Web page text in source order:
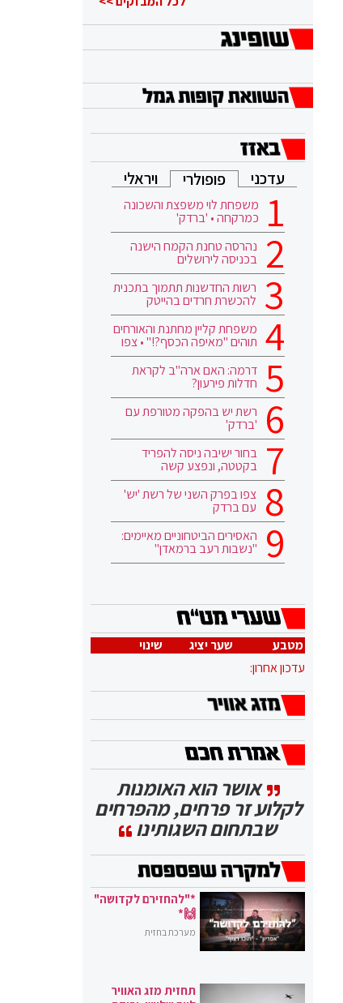
עדכני פופולרי ויראלי
משפחת לוי משפצת והשכונה
כמרקחה • 'ברדק'
נהרסה טחנת הקמח הישנה
בכניסה לירושלים
רשות החדשנות תתמוך בתכנית
להכשרת חרדים בהייטק
משפחת קליין מחתנת והאורחים
תוהים "מאיפה הכסף?!" • צפו
דרמה: האם ארה"ב לקראת
חדלות פירעון?
רשת יש בהפקה מטורפת עם
'ברדק'
בחור ישיבה ניסה להפריד
בקטטה, ונפצע קשה
צפו בפרק השני של רשת 'יש'
עם ברדק
האסירים הביטחוניים מאיימים:
"נשבות רעב ברמאדן"
מטבע שער יציג
שינוי
עדכון אחרון:
אושר הוא האומנות
לקלוע זר פרחים, מהפרחים
שבתחום השגותינו
*"להחזירם לקדושה"
🙌*
מערכת בחזית
תחזית מזג האוויר